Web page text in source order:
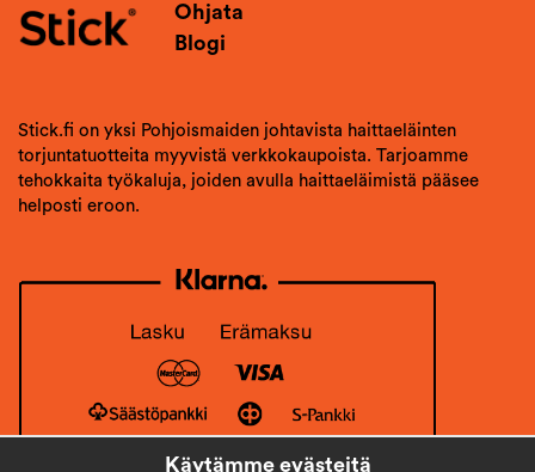
Ohjata
Blogi
Stick.fi on yksi Pohjoismaiden johtavista haittaeläinten
torjuntatuotteita myyvistä verkkokaupoista. Tarjoamme
tehokkaita työkaluja, joiden avulla haittaeläimistä pääsee
helposti eroon.
Käytämme evästeitä